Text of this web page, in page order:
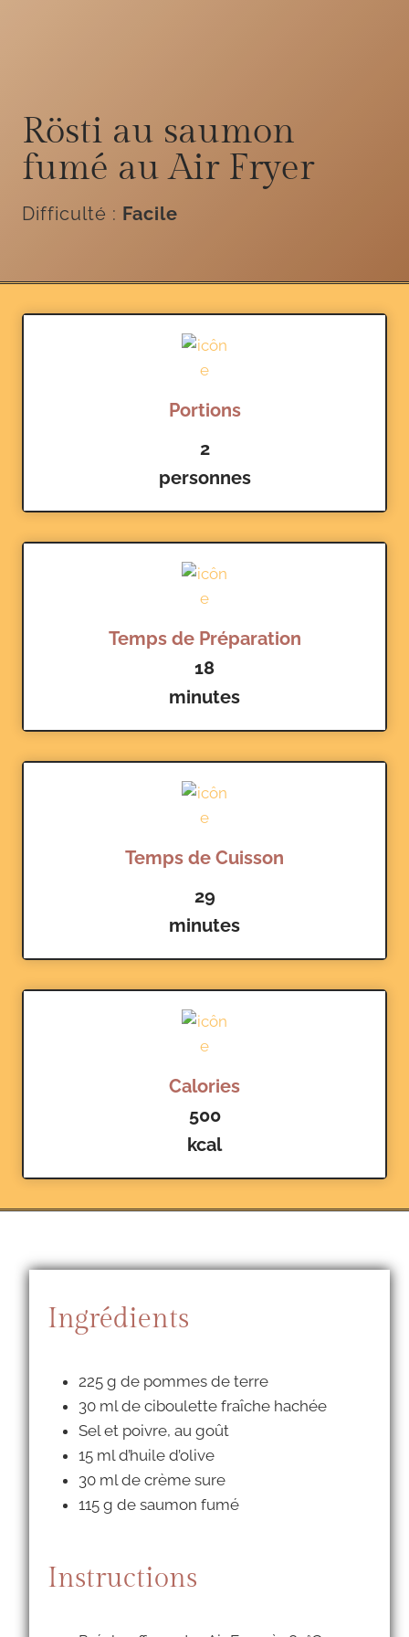
Rösti au saumon
fumé au Air Fryer
Difficulté : Facile
Portions
2
personnes
Temps de Préparation
18
minutes
Temps de Cuisson
29
minutes
Calories
500
kcal
Ingrédients
225 g de pommes de terre
30 ml de ciboulette fraîche hachée
Sel et poivre, au goût
15 ml d’huile d’olive
30 ml de crème sure
115 g de saumon fumé
Instructions